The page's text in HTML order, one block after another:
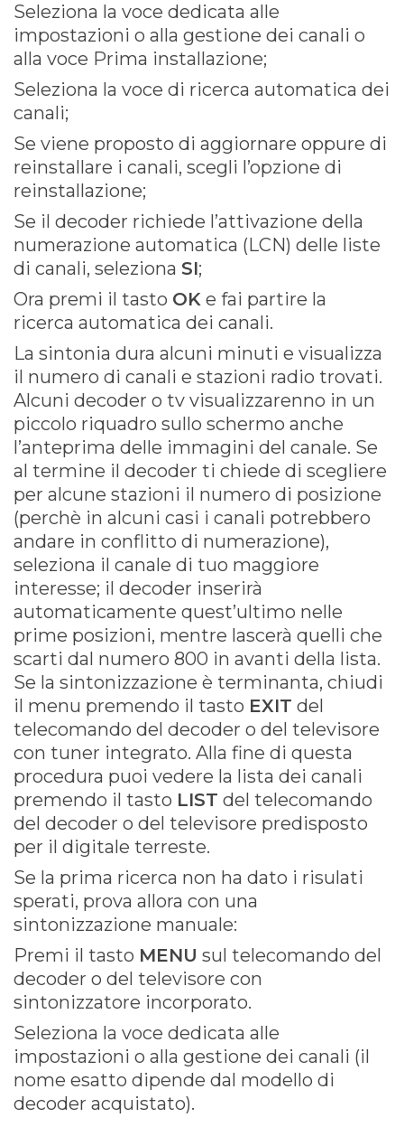
Seleziona la voce dedicata alle
impostazioni o alla gestione dei canali o
alla voce Prima installazione;
Seleziona la voce di ricerca automatica dei
canali;
Se viene proposto di aggiornare oppure di
reinstallare i canali, scegli l’opzione di
reinstallazione;
Se il decoder richiede l’attivazione della
numerazione automatica (LCN) delle liste
di canali, seleziona SI;
Ora premi il tasto OK e fai partire la
ricerca automatica dei canali.
La sintonia dura alcuni minuti e visualizza
il numero di canali e stazioni radio trovati.
Alcuni decoder o tv visualizzarenno in un
piccolo riquadro sullo schermo anche
l’anteprima delle immagini del canale. Se
al termine il decoder ti chiede di scegliere
per alcune stazioni il numero di posizione
(perchè in alcuni casi i canali potrebbero
andare in conflitto di numerazione),
seleziona il canale di tuo maggiore
interesse; il decoder inserirà
automaticamente quest’ultimo nelle
prime posizioni, mentre lascerà quelli che
scarti dal numero 800 in avanti della lista.
Se la sintonizzazione è terminanta, chiudi
il menu premendo il tasto EXIT del
telecomando del decoder o del televisore
con tuner integrato. Alla fine di questa
procedura puoi vedere la lista dei canali
premendo il tasto LIST del telecomando
del decoder o del televisore predisposto
per il digitale terreste.
Se la prima ricerca non ha dato i risulati
sperati, prova allora con una
sintonizzazione manuale:
Premi il tasto MENU sul telecomando del
decoder o del televisore con
sintonizzatore incorporato.
Seleziona la voce dedicata alle
impostazioni o alla gestione dei canali (il
nome esatto dipende dal modello di
decoder acquistato).